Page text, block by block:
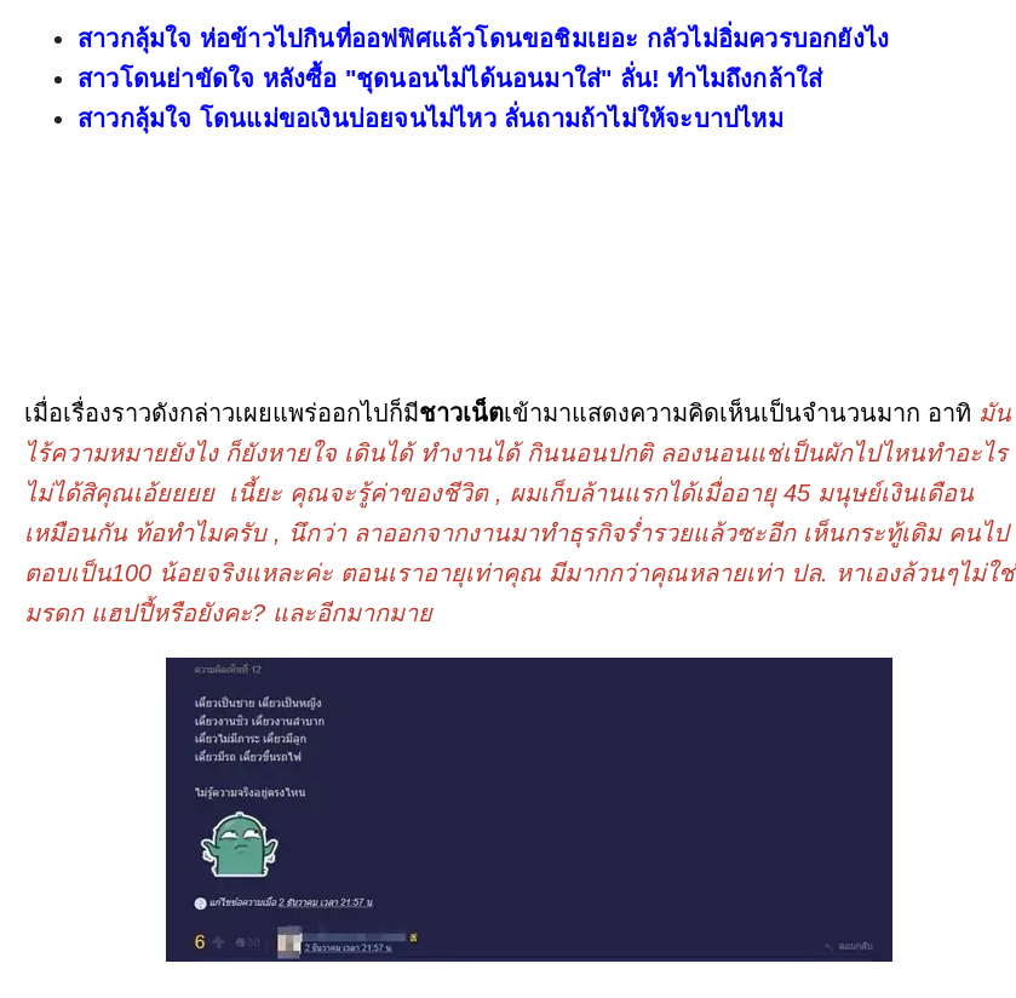
สาวกลุ้มใจ ห่อข้าวไปกินที่ออฟฟิศแล้วโดนขอชิมเยอะ กลัวไม่อิ่มควรบอกยังไง
สาวโดนย่าขัดใจ หลังซื้อ "ชุดนอนไม่ได้นอนมาใส่" ลั่น! ทำไมถึงกล้าใส่
สาวกลุ้มใจ โดนแม่ขอเงินบ่อยจนไม่ไหว ลั่นถามถ้าไม่ให้จะบาปไหม
เมื่อเรื่องราวดังกล่าวเผยแพร่ออกไปก็มีชาวเน็ตเข้ามาแสดงความคิดเห็นเป็นจำนวนมาก อาทิ มัน
ไร้ความหมายยังไง ก็ยังหายใจ เดินได้ ทำงานได้ กินนอนปกติ ลองนอนแช่เป็นผักไปไหนทำอะไร
ไม่ได้สิคุณเอ้ยยยย เนี้ยะ คุณจะรู้ค่าของชีวิต , ผมเก็บล้านแรกได้เมื่ออายุ 45 มนุษย์เงินเดือน
เหมือนกัน ท้อทำไมครับ , นึกว่า ลาออกจากงานมาทำธุรกิจร่ำรวยแล้วซะอีก เห็นกระทู้เดิม คนไป
ตอบเป็น100 น้อยจริงแหละค่ะ ตอนเราอายุเท่าคุณ มีมากกว่าคุณหลายเท่า ปล. หาเองล้วนๆไม่ใช่
มรดก แฮปปี้หรือยังคะ? และอีกมากมาย